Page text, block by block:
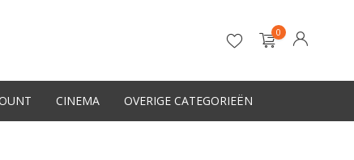
0
CINEMA OVERIGE CATEGORIEËN